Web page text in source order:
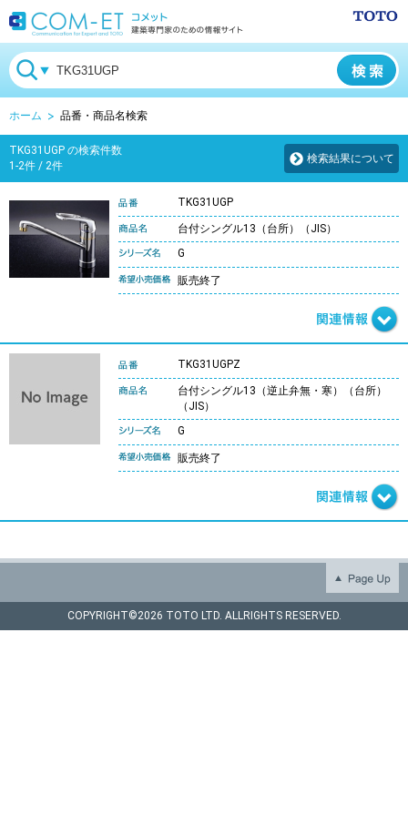
ホーム 品番・商品名検索
TKG31UGP の検索件数
1-2件 / 2件
検索結果について
TKG31UGP
台付シングル13（台所）（JIS）
G
販売終了
TKG31UGPZ
台付シングル13（逆止弁無・寒）（台所）
（JIS）
G
販売終了
COPYRIGHT©2026 TOTO LTD. ALLRIGHTS RESERVED.